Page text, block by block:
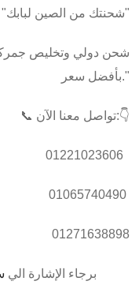
"شحنتك من الصين لبابك"
بأفضل سعر."
📞 تواصل معنا الآن:👇
01221023606
01065740490
01271638898
برجاء الإشارة الي